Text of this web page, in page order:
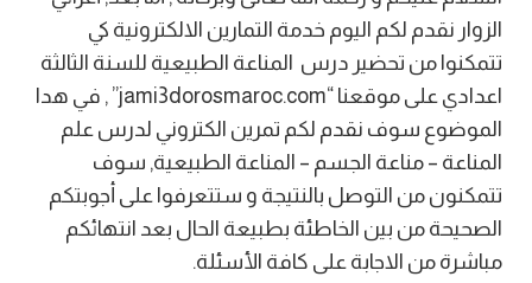
الزوار نقدم لكم اليوم خدمة التمارين الالكترونية كي
تتمكنوا من تحضير درس المناعة الطبيعية للسنة الثالثة
اعدادي على موقعنا “jami3dorosmaroc.com” , في هدا
الموضوع سوف نقدم لكم تمرين الكتروني لدرس علم
المناعة – مناعة الجسم – المناعة الطبيعية, سوف
تتمكنون من التوصل بالنتيجة و ستتعرفوا على أجوبتكم
الصحيحة من بين الخاطئة بطبيعة الحال بعد انتهائكم
مباشرة من الاجابة على كافة الأسئلة.